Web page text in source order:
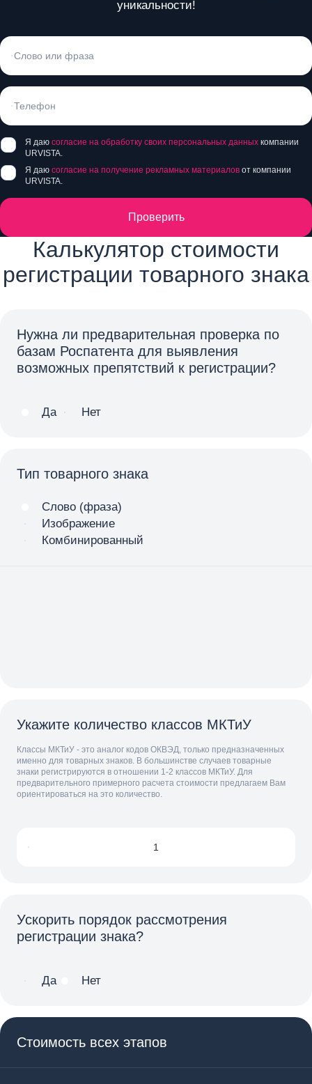
уникальности!
Я даю согласие на обработку своих персональных данных компании
URVISTA.
Я даю согласие на получение рекламных материалов от компании
URVISTA.
Проверить
Калькулятор стоимости
регистрации товарного знака
Нужна ли предварительная проверка по
базам Роспатента для выявления
возможных препятствий к регистрации?
Да Нет
Тип товарного знака
Слово (фраза)
Изображение
Комбинированный
Укажите количество классов МКТиУ
Классы МКТиУ - это аналог кодов ОКВЭД, только предназначенных
именно для товарных знаков. В большинстве случаев товарные
знаки регистрируются в отношении 1-2 классов МКТиУ. Для
предварительного примерного расчета стоимости предлагаем Вам
ориентироваться на это количество.
Ускорить порядок рассмотрения
регистрации знака?
Да Нет
Стоимость всех этапов